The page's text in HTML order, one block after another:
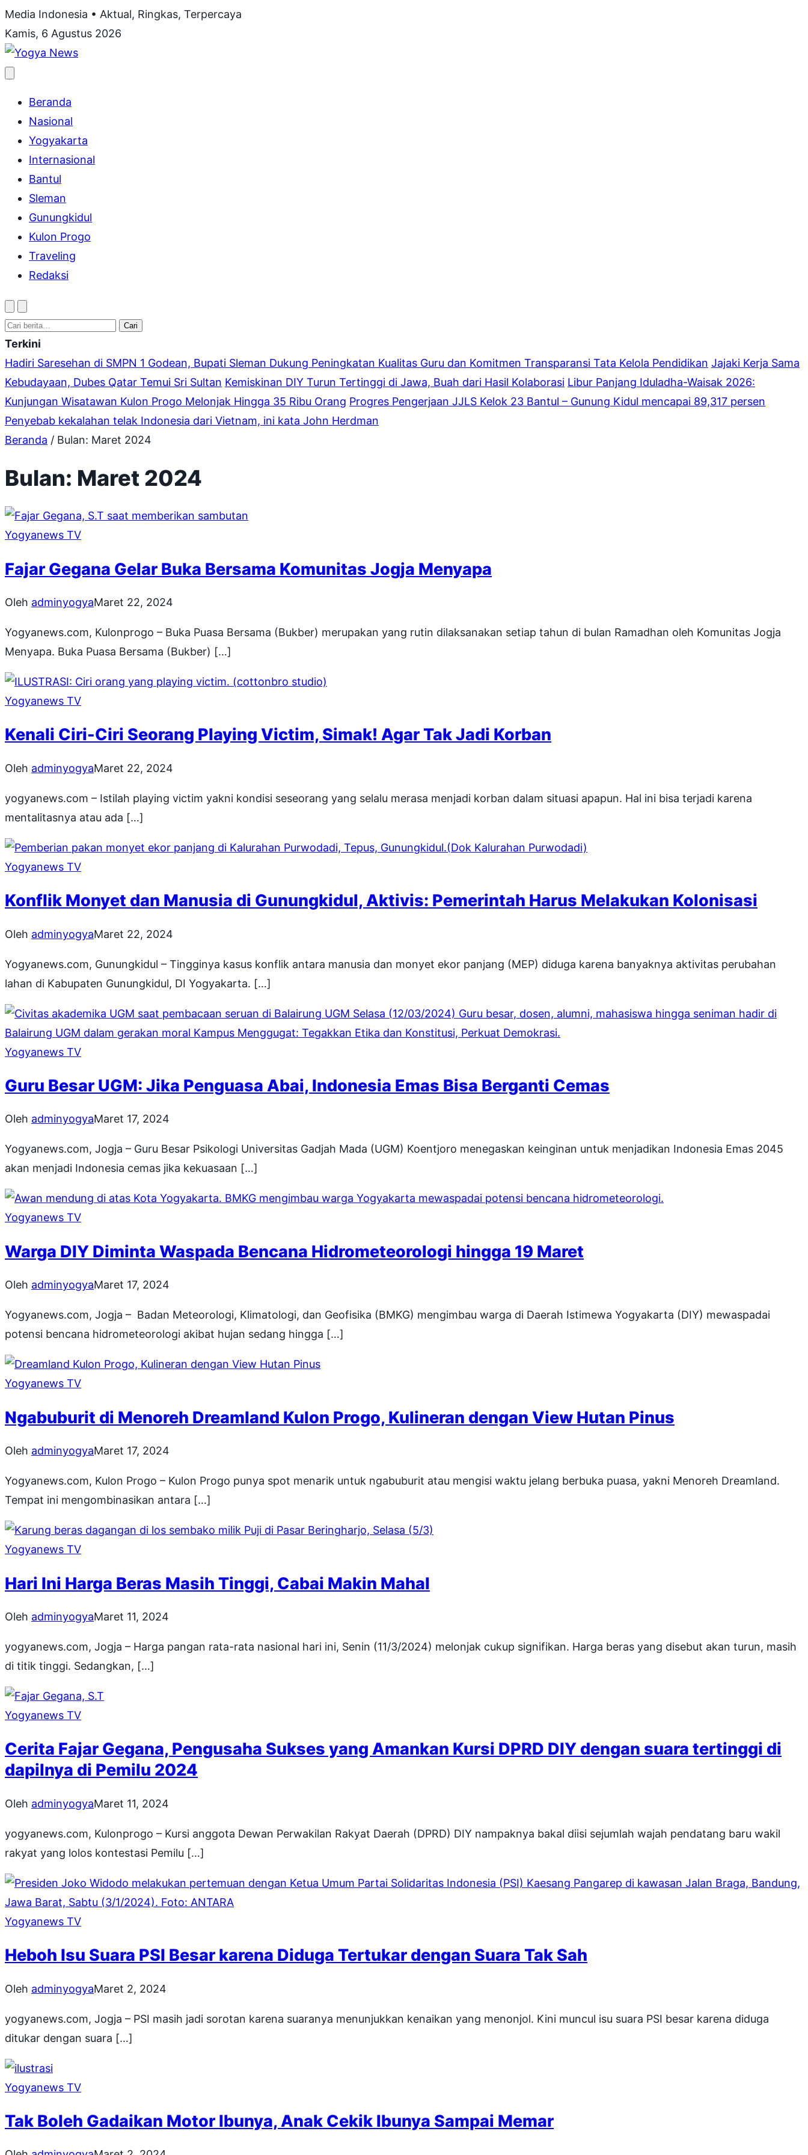
Lewati
ke
konten
Media Indonesia • Aktual, Ringkas, Terpercaya
Kamis, 6 Agustus 2026
menu
Beranda
Nasional
Yogyakarta
Internasional
Bantul
Sleman
Gunungkidul
Kulon Progo
Traveling
Redaksi
mode
terang
atau
gelap
pencarian
Cari: Cari
Terkini
Hadiri Saresehan di SMPN 1 Godean, Bupati Sleman Dukung Peningkatan Kualitas Guru dan Komitmen Transparansi Tata Kelola Pendidikan Jajaki Kerja Sama
Kebudayaan, Dubes Qatar Temui Sri Sultan Kemiskinan DIY Turun Tertinggi di Jawa, Buah dari Hasil Kolaborasi Libur Panjang Iduladha-Waisak 2026:
Kunjungan Wisatawan Kulon Progo Melonjak Hingga 35 Ribu Orang Progres Pengerjaan JJLS Kelok 23 Bantul – Gunung Kidul mencapai 89,317 persen
Penyebab kekalahan telak Indonesia dari Vietnam, ini kata John Herdman
Beranda / Bulan: Maret 2024
Bulan: Maret 2024
Yogyanews TV
Fajar Gegana Gelar Buka Bersama Komunitas Jogja Menyapa
Oleh adminyogyaMaret 22, 2024
Yogyanews.com, Kulonprogo – Buka Puasa Bersama (Bukber) merupakan yang rutin dilaksanakan setiap tahun di bulan Ramadhan oleh Komunitas Jogja
Menyapa. Buka Puasa Bersama (Bukber) […]
Yogyanews TV
Kenali Ciri-Ciri Seorang Playing Victim, Simak! Agar Tak Jadi Korban
Oleh adminyogyaMaret 22, 2024
yogyanews.com – Istilah playing victim yakni kondisi seseorang yang selalu merasa menjadi korban dalam situasi apapun. Hal ini bisa terjadi karena
mentalitasnya atau ada […]
Yogyanews TV
Konflik Monyet dan Manusia di Gunungkidul, Aktivis: Pemerintah Harus Melakukan Kolonisasi
Oleh adminyogyaMaret 22, 2024
Yogyanews.com, Gunungkidul – Tingginya kasus konflik antara manusia dan monyet ekor panjang (MEP) diduga karena banyaknya aktivitas perubahan
lahan di Kabupaten Gunungkidul, DI Yogyakarta. […]
Yogyanews TV
Guru Besar UGM: Jika Penguasa Abai, Indonesia Emas Bisa Berganti Cemas
Oleh adminyogyaMaret 17, 2024
Yogyanews.com, Jogja – Guru Besar Psikologi Universitas Gadjah Mada (UGM) Koentjoro menegaskan keinginan untuk menjadikan Indonesia Emas 2045
akan menjadi Indonesia cemas jika kekuasaan […]
Yogyanews TV
Warga DIY Diminta Waspada Bencana Hidrometeorologi hingga 19 Maret
Oleh adminyogyaMaret 17, 2024
Yogyanews.com, Jogja – Badan Meteorologi, Klimatologi, dan Geofisika (BMKG) mengimbau warga di Daerah Istimewa Yogyakarta (DIY) mewaspadai
potensi bencana hidrometeorologi akibat hujan sedang hingga […]
Yogyanews TV
Ngabuburit di Menoreh Dreamland Kulon Progo, Kulineran dengan View Hutan Pinus
Oleh adminyogyaMaret 17, 2024
Yogyanews.com, Kulon Progo – Kulon Progo punya spot menarik untuk ngabuburit atau mengisi waktu jelang berbuka puasa, yakni Menoreh Dreamland.
Tempat ini mengombinasikan antara […]
Yogyanews TV
Hari Ini Harga Beras Masih Tinggi, Cabai Makin Mahal
Oleh adminyogyaMaret 11, 2024
yogyanews.com, Jogja – Harga pangan rata-rata nasional hari ini, Senin (11/3/2024) melonjak cukup signifikan. Harga beras yang disebut akan turun, masih
di titik tinggi. Sedangkan, […]
Yogyanews TV
Cerita Fajar Gegana, Pengusaha Sukses yang Amankan Kursi DPRD DIY dengan suara tertinggi di
dapilnya di Pemilu 2024
Oleh adminyogyaMaret 11, 2024
yogyanews.com, Kulonprogo – Kursi anggota Dewan Perwakilan Rakyat Daerah (DPRD) DIY nampaknya bakal diisi sejumlah wajah pendatang baru wakil
rakyat yang lolos kontestasi Pemilu […]
Yogyanews TV
Heboh Isu Suara PSI Besar karena Diduga Tertukar dengan Suara Tak Sah
Oleh adminyogyaMaret 2, 2024
yogyanews.com, Jogja – PSI masih jadi sorotan karena suaranya menunjukkan kenaikan yang menonjol. Kini muncul isu suara PSI besar karena diduga
ditukar dengan suara […]
Yogyanews TV
Tak Boleh Gadaikan Motor Ibunya, Anak Cekik Ibunya Sampai Memar